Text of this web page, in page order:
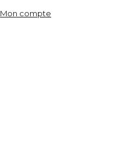
Mon compte